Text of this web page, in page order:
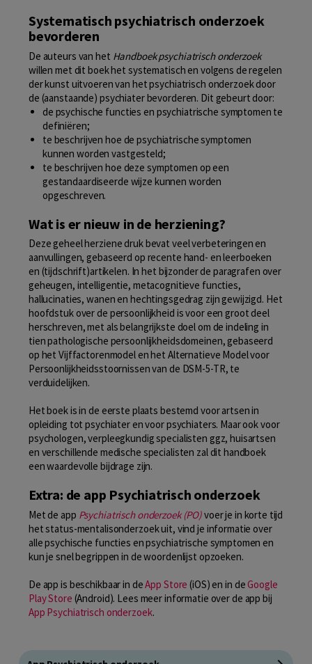
Systematisch psychiatrisch onderzoek
bevorderen
De auteurs van het Handboek psychiatrisch onderzoek
willen met dit boek het systematisch en volgens de regelen
der kunst uitvoeren van het psychiatrisch onderzoek door
de (aanstaande) psychiater bevorderen. Dit gebeurt door:
de psychische functies en psychiatrische symptomen te
definiëren;
te beschrijven hoe de psychiatrische symptomen
kunnen worden vastgesteld;
te beschrijven hoe deze symptomen op een
gestandaardiseerde wijze kunnen worden
opgeschreven.
Wat is er nieuw in de herziening?
Deze geheel herziene druk bevat veel verbeteringen en
aanvullingen, gebaseerd op recente hand- en leerboeken
en (tijdschrift)artikelen. In het bijzonder de paragrafen over
geheugen, intelligentie, metacognitieve functies,
hallucinaties, wanen en hechtingsgedrag zijn gewijzigd. Het
hoofdstuk over de persoonlijkheid is voor een groot deel
herschreven, met als belangrijkste doel om de indeling in
tien pathologische persoonlijkheidsdomeinen, gebaseerd
op het Vijffactorenmodel en het Alternatieve Model voor
Persoonlijkheidsstoornissen van de DSM-5-TR, te
verduidelijken.
Het boek is in de eerste plaats bestemd voor artsen in
opleiding tot psychiater en voor psychiaters. Maar ook voor
psychologen, verpleegkundig specialisten ggz, huisartsen
en verschillende medische specialisten zal dit handboek
een waardevolle bijdrage zijn.
Extra: de app Psychiatrisch onderzoek
Met de app Psychiatrisch onderzoek (PO)voer je in korte tijd
het status-mentalisonderzoek uit, vind je informatie over
alle psychische functies en psychiatrische symptomen en
kun je snel begrippen in de woordenlijst opzoeken.
De app is beschikbaar in deApp Store (iOS) en in deGoogle
Play Store (Android). Lees meer informatie over de app bij
App Psychiatrisch onderzoek.